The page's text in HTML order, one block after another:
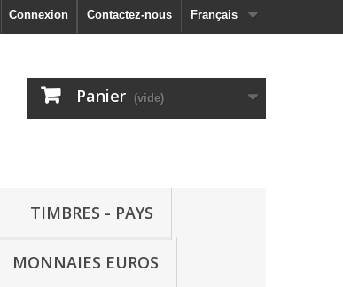
Français
Contactez-nous
Connexion
Panier (vide)
TIMBRES - PAYS
MONNAIES EUROS